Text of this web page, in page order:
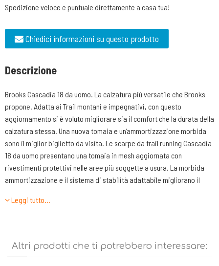
Spedizione veloce e puntuale direttamente a casa tua!
Chiedici informazioni su questo prodotto
Descrizione
Brooks Cascadia 18 da uomo. La calzatura più versatile che Brooks
propone. Adatta ai Trail montani e impegnativi, con questo
aggiornamento si è voluto migliorare sia il comfort che la durata della
calzatura stessa. Una nuova tomaia e un’ammortizzazione morbida
sono il miglior biglietto da visita. Le scarpe da trail running Cascadia
18 da uomo presentano una tomaia in mesh aggiornata con
rivestimenti protettivi nelle aree più soggette a usura. La morbida
ammortizzazione e il sistema di stabilità adattabile migliorano il
completa sicurezza.
-TOMAIA: realizzata in nylon mesh riciclato, con rinforzi termo saldati
sia sulla punta che nella parte laterale. Presenta 6 fori passanti e le
Leggi tutto…
Altri prodotti che ti potrebbero interessare: